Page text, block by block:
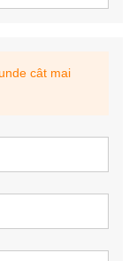
cât mai